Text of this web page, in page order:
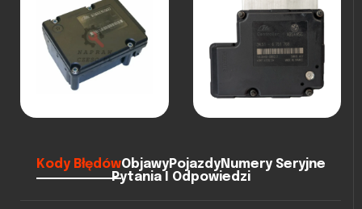
Kody BłędówObjawyPojazdyNumery Seryjne
Pytania I Odpowiedzi